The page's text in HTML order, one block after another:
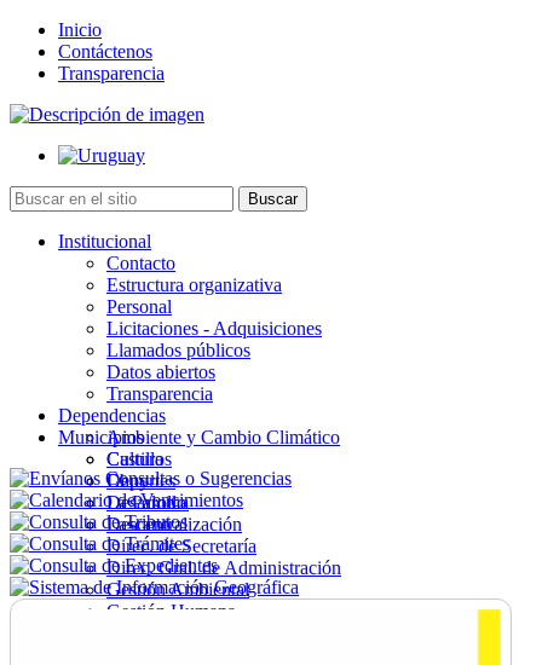
Inicio
Contáctenos
Transparencia
Institucional
Contacto
Estructura organizativa
Personal
Licitaciones - Adquisiciones
Llamados públicos
Datos abiertos
Transparencia
Dependencias
Ambiente y Cambio Climático
Cultura
Deportes
Desarrollo
Descentralización
Direc. de Secretaría
Direc. Gral. de Administración
Gestión Ambiental
Gestión Humana
Municipios
Castillos
Chuy
La Paloma
Lascano